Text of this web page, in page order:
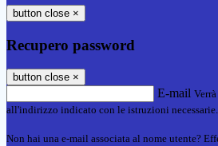
button close ×
Recupero password
button close ×
E-mail
all'indirizzo indicato con le istruzioni necessarie.
Non hai una e-mail associata al nome utente?